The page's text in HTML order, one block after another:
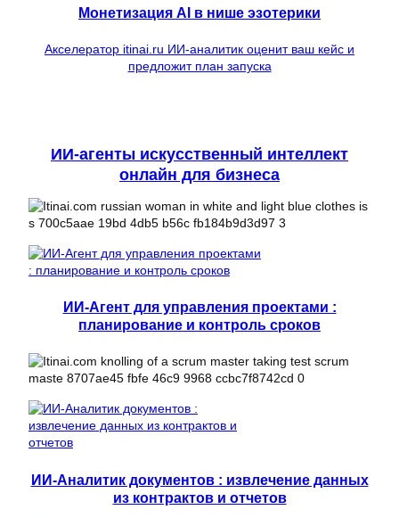
Монетизация AI в нише эзотерики
Акселератор itinai.ru ИИ-аналитик оценит ваш кейс и
предложит план запуска
ИИ-агенты искусственный интеллект
онлайн для бизнеса
ИИ-Агент для управления проектами :
планирование и контроль сроков
ИИ-Аналитик документов : извлечение данных
из контрактов и отчетов